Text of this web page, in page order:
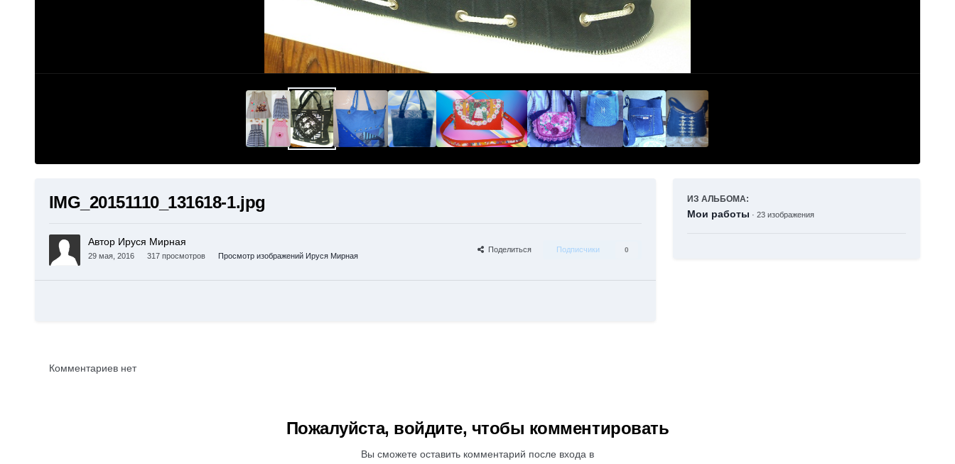
IMG_20151110_131618-1.jpg
Автор Ируся Мирная
29 мая, 2016 317 просмотров Просмотр изображений Ируся Мирная
Поделиться Подписчики 0
ИЗ АЛЬБОМА:
Мои работы · 23 изображения
Комментариев нет
Пожалуйста, войдите, чтобы комментировать
Вы сможете оставить комментарий после входа в